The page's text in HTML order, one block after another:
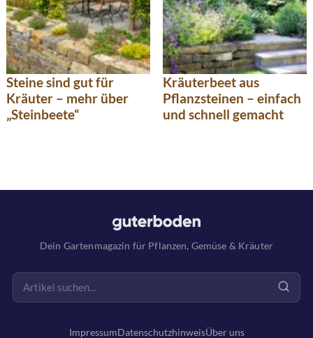
Steine sind gut für
Kräuter – mehr über
„Steinbeete“
Kräuterbeet aus
Pflanzsteinen – einfach
und schnell gemacht
Dein Gartenmagazin für Pflanzen, Gemüse & Kräuter
ImpressumDatenschutzhinweisÜber uns